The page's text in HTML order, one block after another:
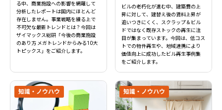
る中、商業施設への影響を網羅して
分析したレポートは国内にほとんど
存在しません。事業戦略を練る上で
不可欠な最新トレンドとは？今回は
ザイマックス総研「今後の商業施設
のあり方 メガトレンドからみる10大
トピックス」をご紹介します。
ビルの老朽化が進む中、建築費の上
昇に対して、建替え後の賃料上昇が
追いつきにくく、スクラップ＆ビル
ドではなく既存ストックの再生に注
目が集まっています。今回は、低コス
トでの物件再生や、地域連携により
価値向上に成功したビル再生事例集
をご紹介します。
知識・ノウハウ 知識・ノウハウ